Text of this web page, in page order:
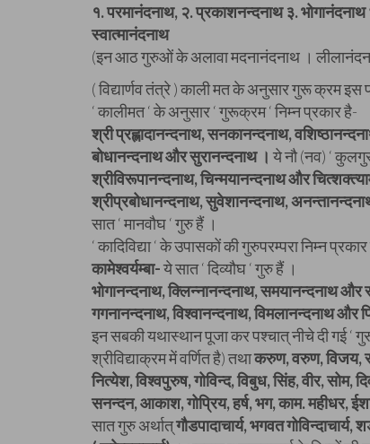
१. परमानंदनाथ, २. प्रकाशनन्दनाथ ३.
स्वात्मानंदनाथ
(इन आठ गुरुओं के अलावा मदनानंदनाथ ।
( विद्यार्णव तंत्रे ) काली मत के अनुसार गुरू क्रम इस
‘ कालीमत ‘ के अनुसार ‘ गुरूक्रम ‘ निम्न प्रकार है-
श्री प्रह्लादानन्दनाथ, सनकानन्दनाथ,
बोधानन्दनाथ और सुरानन्दनाथ । ये नौ (नव) ‘
श्रीविरूपानन्दनाथ, चिन्मयानन्दनाथ और
श्रीप्रबोधानन्दनाथ, सुवेशानन्दनाथ,
सात ‘ मानवौघ ‘ गुरु हैं ।
‘ कादिविद्या ‘ के उपासकों की गुरुपरम्परा निम्न
कामेश्वर्यम्बा-ये सात ‘ दिव्यौघ ‘ गुरु हैं ।
भोगानन्दनाथ, क्लिन्नानन्दनाथ, समयानन्दनाथ
गगनानन्दनाथ, विश्वानन्दनाथ, विमलानन्दनाथ और
इन सबकी यथास्थान पूजा कर पश्चात् नीचे दी गई ‘
श्रीविद्याक्रम में वर्णित है) तथाकरुण, वरुण, विजय,
नित्येश, विश्वपुरुष, गोविन्द, विबुध, सिंह, वीर,
सनन्दन, आकाश, गोप्रिय, हर्ष, भग, काम. महीधर,
सात गुरु अर्थात्गौडपादाचार्य, भगवत